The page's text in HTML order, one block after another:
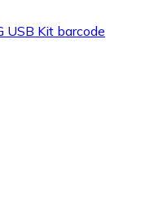
Kit barcode